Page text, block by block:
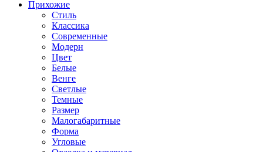
Прихожие
Стиль
Классика
Современные
Модерн
Цвет
Белые
Венге
Светлые
Темные
Размер
Малогабаритные
Форма
Угловые